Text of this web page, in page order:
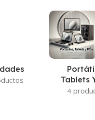
Tablets
4